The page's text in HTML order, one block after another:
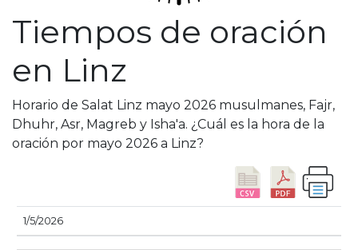
Tiempos de oración
en Linz
Horario de Salat Linz mayo 2026 musulmanes, Fajr,
Dhuhr, Asr, Magreb y Isha'a. ¿Cuál es la hora de la
oración por mayo 2026 a Linz?
FECHA
1/5/2026